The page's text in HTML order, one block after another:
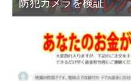
防犯カメラを検証